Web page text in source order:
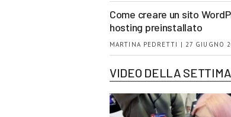
Come creare un sito
hosting preinstallato
MARTINA PEDRETTI | 27 GIUGNO
VIDEO DELLA